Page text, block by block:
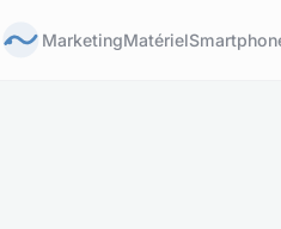
MarketingMatériel